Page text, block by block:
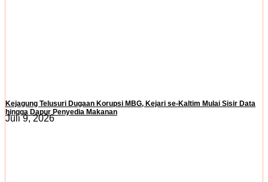
Kejagung Telusuri Dugaan Korupsi MBG, Kejari se-Kaltim Mulai Sisir Data
hingga Dapur Penyedia Makanan
Juli 9, 2026